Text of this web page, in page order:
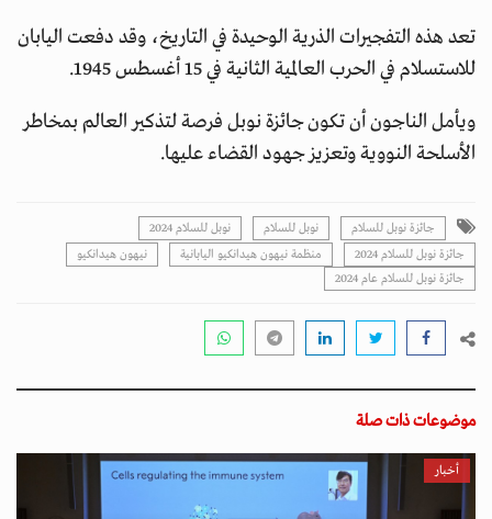
تعد هذه التفجيرات الذرية الوحيدة في التاريخ، وقد دفعت اليابان
للاستسلام في الحرب العالمية الثانية في 15 أغسطس 1945.
ويأمل الناجون أن تكون جائزة نوبل فرصة لتذكير العالم بمخاطر
الأسلحة النووية وتعزيز جهود القضاء عليها.
جائزة نوبل للسلام نوبل للسلام
نوبل للسلام 2024
جائزة نوبل للسلام 2024
منظمة نيهون هيدانكيو اليابانية
نيهون هيدانكيو
جائزة نوبل للسلام عام 2024
موضوعات ذات صلة
أخبار